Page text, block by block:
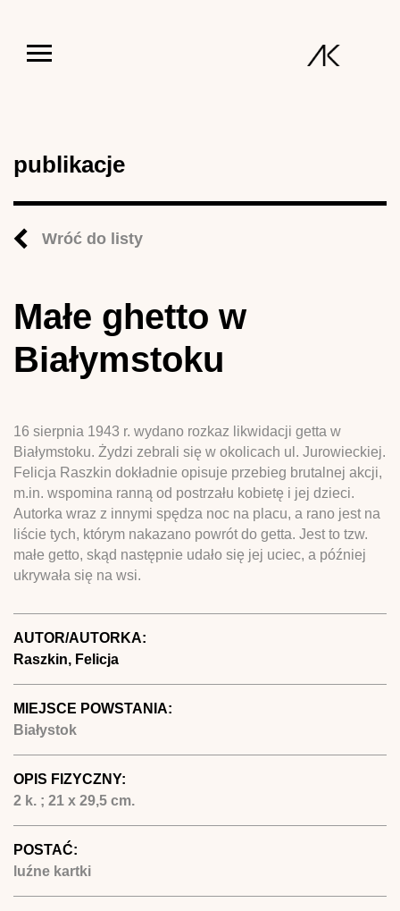
publikacje
Wróć do listy
Małe ghetto w
Białymstoku
16 sierpnia 1943 r. wydano rozkaz likwidacji getta w
Białymstoku. Żydzi zebrali się w okolicach ul. Jurowieckiej.
Felicja Raszkin dokładnie opisuje przebieg brutalnej akcji,
m.in. wspomina ranną od postrzału kobietę i jej dzieci.
Autorka wraz z innymi spędza noc na placu, a rano jest na
liście tych, którym nakazano powrót do getta. Jest to tzw.
małe getto, skąd następnie udało się jej uciec, a później
ukrywała się na wsi.
AUTOR/AUTORKA:
Raszkin, Felicja
MIEJSCE POWSTANIA:
Białystok
OPIS FIZYCZNY:
2 k. ; 21 x 29,5 cm.
POSTAĆ:
luźne kartki